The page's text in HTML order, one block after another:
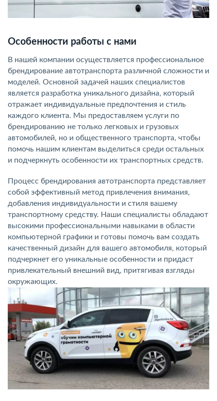
Особенности работы с нами
В нашей компании осуществляется профессиональное
брендирование автотранспорта различной сложности и
моделей. Основной задачей наших специалистов
является разработка уникального дизайна, который
отражает индивидуальные предпочтения и стиль
каждого клиента. Мы предоставляем услуги по
брендированию не только легковых и грузовых
автомобилей, но и общественного транспорта, чтобы
помочь нашим клиентам выделиться среди остальных
и подчеркнуть особенности их транспортных средств.
Процесс брендирования автотранспорта представляет
собой эффективный метод привлечения внимания,
добавления индивидуальности и стиля вашему
транспортному средству. Наши специалисты обладают
высокими профессиональными навыками в области
компьютерной графики и готовы помочь вам создать
качественный дизайн для вашего автомобиля, который
подчеркнет его уникальные особенности и придаст
привлекательный внешний вид, притягивая взгляды
окружающих.